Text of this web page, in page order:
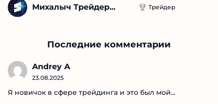
Jack’s Farm Трейдер
Михалыч Трейдер...
Последние комментарии
Andrey A